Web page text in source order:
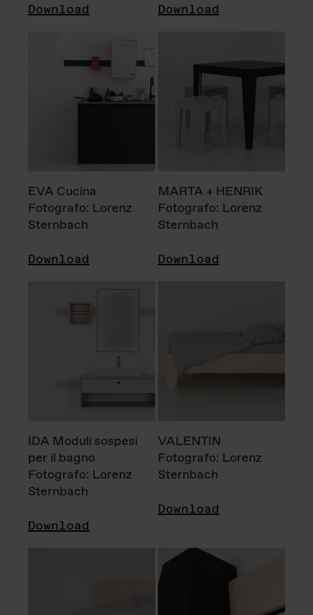
Download Download
EVA Cucina
Fotografo: Lorenz
Sternbach
Download
MARTA + HENRIK
Fotografo: Lorenz
Sternbach
Download
IDA Moduli sospesi
per il bagno
Fotografo: Lorenz
Sternbach
Download
VALENTIN
Fotografo: Lorenz
Sternbach
Download